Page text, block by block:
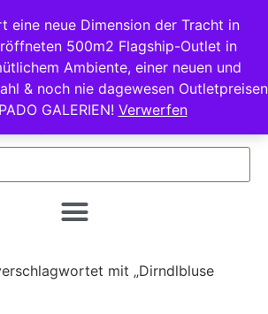
eine neue Dimension der Tracht in
500m2 Flagship-Outlet in
Ambiente, einer neuen und
& noch nie dagewesen Outletpreisen
GALERIEN! Verwerfen
mit „Dirndlbluse